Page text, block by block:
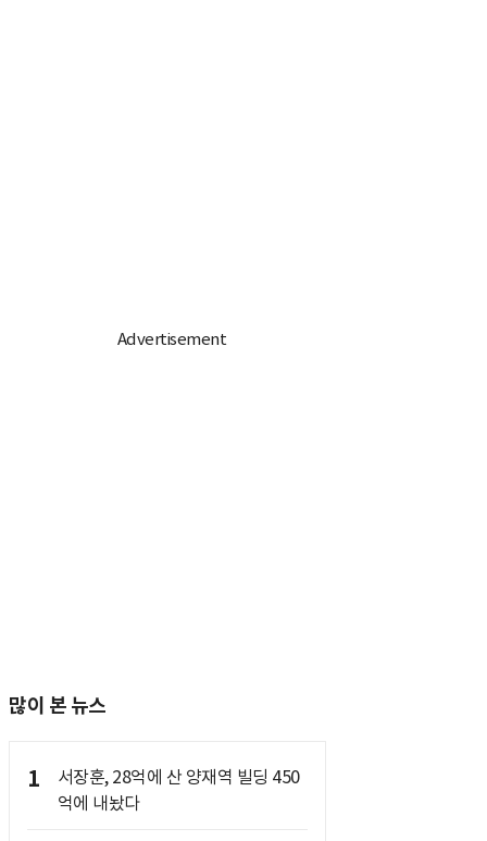
많이 본 뉴스
1
서장훈, 28억에 산 양재역 빌딩 450
억에 내놨다